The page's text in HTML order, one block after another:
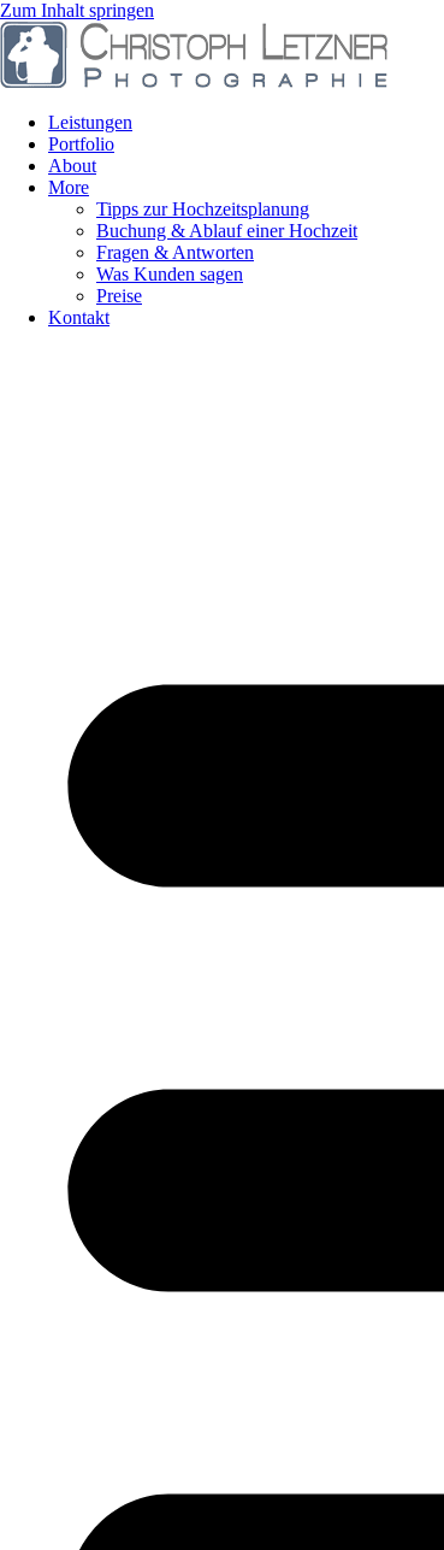
Zum Inhalt springen
Leistungen
Portfolio
About
More
Tipps zur Hochzeitsplanung
Buchung & Ablauf einer Hochzeit
Fragen & Antworten
Was Kunden sagen
Preise
Kontakt